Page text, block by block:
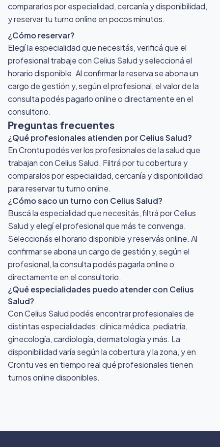
compararlos por especialidad, cercanía y disponibilidad,
y reservar tu turno online en pocos minutos.
¿Cómo reservar?
Elegí la especialidad que necesitás, verificá que el
profesional trabaje con Celius Salud y seleccioná el
horario disponible. Al confirmar la reserva se abona un
cargo de gestión y, según el profesional, el valor de la
consulta podés pagarlo online o directamente en el
consultorio.
Preguntas frecuentes
¿Qué profesionales atienden por Celius Salud?
En Crontu podés ver los profesionales de la salud que
trabajan con Celius Salud. Filtrá por tu cobertura y
comparalos por especialidad, cercanía y disponibilidad
para reservar tu turno online.
¿Cómo saco un turno con Celius Salud?
Buscá la especialidad que necesitás, filtrá por Celius
Salud y elegí el profesional que más te convenga.
Seleccionás el horario disponible y reservás online. Al
confirmar se abona un cargo de gestión y, según el
profesional, la consulta podés pagarla online o
directamente en el consultorio.
¿Qué especialidades puedo atender con Celius
Salud?
Con Celius Salud podés encontrar profesionales de
distintas especialidades: clínica médica, pediatría,
ginecología, cardiología, dermatología y más. La
disponibilidad varía según la cobertura y la zona, y en
Crontu ves en tiempo real qué profesionales tienen
turnos online disponibles.